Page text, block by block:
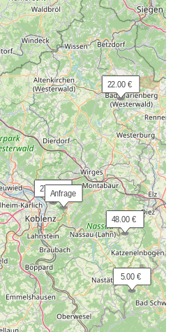
22.00 €
48.00 €
27.40 €
  5.00 €
Anfrage